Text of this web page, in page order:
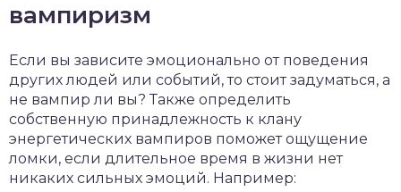
вампиризм
Если вы зависите эмоционально от поведения
других людей или событий, то стоит задуматься, а
не вампир ли вы? Также определить
собственную принадлежность к клану
энергетических вампиров поможет ощущение
ломки, если длительное время в жизни нет
никаких сильных эмоций. Например: